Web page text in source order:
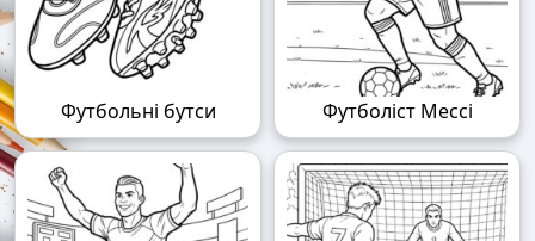
Футбольні бутси Футболіст Мессі